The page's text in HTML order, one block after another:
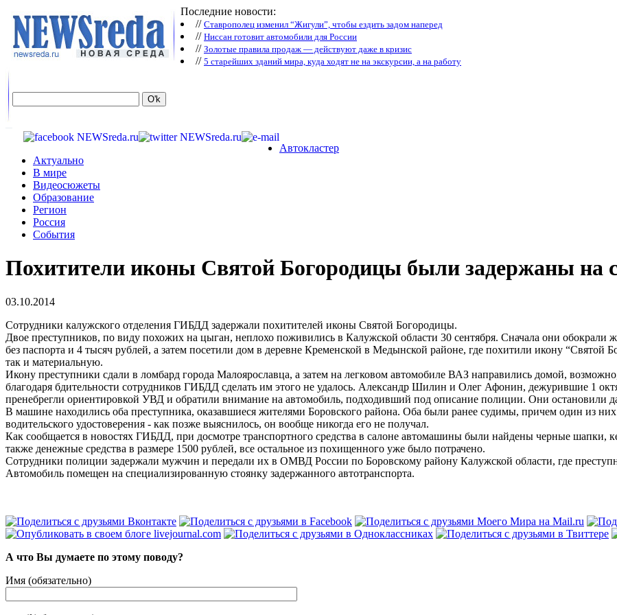
Последние новости:
// Ставрополец изменил “Жигули”, чтобы ездить задом наперед
// Ниссан готовит автомобили для России
// Зoлoтые прaвилa продаж — действуют даже в кризис
// 5 старейших зданий мира, куда ходят не на экскурсии, а на работу
Автокластер
Актуально
В мире
Видеосюжеты
Образование
Регион
Россия
События
Похитители иконы Святой Богородицы были задержаны на
03.10.2014
Сотрудники калужского отделения ГИБДД задержали похитителей иконы Святой Богородицы.
Двое преступников, по виду похожих на цыган, неплохо поживились в Калужской области 30 сентября. Сначала они обокрали
без паспорта и 4 тысяч рублей, а затем посетили дом в деревне Кременской в Медынской районе, где похитили икону
так и материальную.
Икону преступники сдали в ломбард города Малоярославца, а затем на легковом автомобиле ВАЗ направились домой,
благодаря бдительности сотрудников ГИБДД сделать им этого не удалось. Александр Шилин и Олег Афонин, дежурившие 1
пренебрегли ориентировкой УВД и обратили внимание на автомобиль, подходивший под описание полиции. Они остановили
В машине находились оба преступника, оказавшиеся жителями Боровского района. Оба были ранее судимы, причем один из
водительского удостоверения - как позже выяснилось, он вообще никогда его не получал.
Как сообщается в новостях ГИБДД, при досмотре транспортного средства в салоне автомашины были найдены черные шапки,
также денежные средства в размере 1500 рублей, все остальное из похищенного уже было потрачено.
Сотрудники полиции задержали мужчин и передали их в ОМВД России по Боровскому району Калужской области, где
Автомобиль помещен на специализированную стоянку задержанного автотранспорта.
А что Вы думаете по этому поводу?
Имя (обязательно)